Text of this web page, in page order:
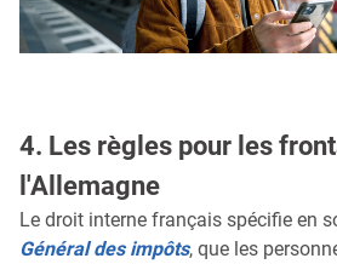
4. Les règles pour les
l'Allemagne
Le droit interne français spécifie en
Général des impôts, que les